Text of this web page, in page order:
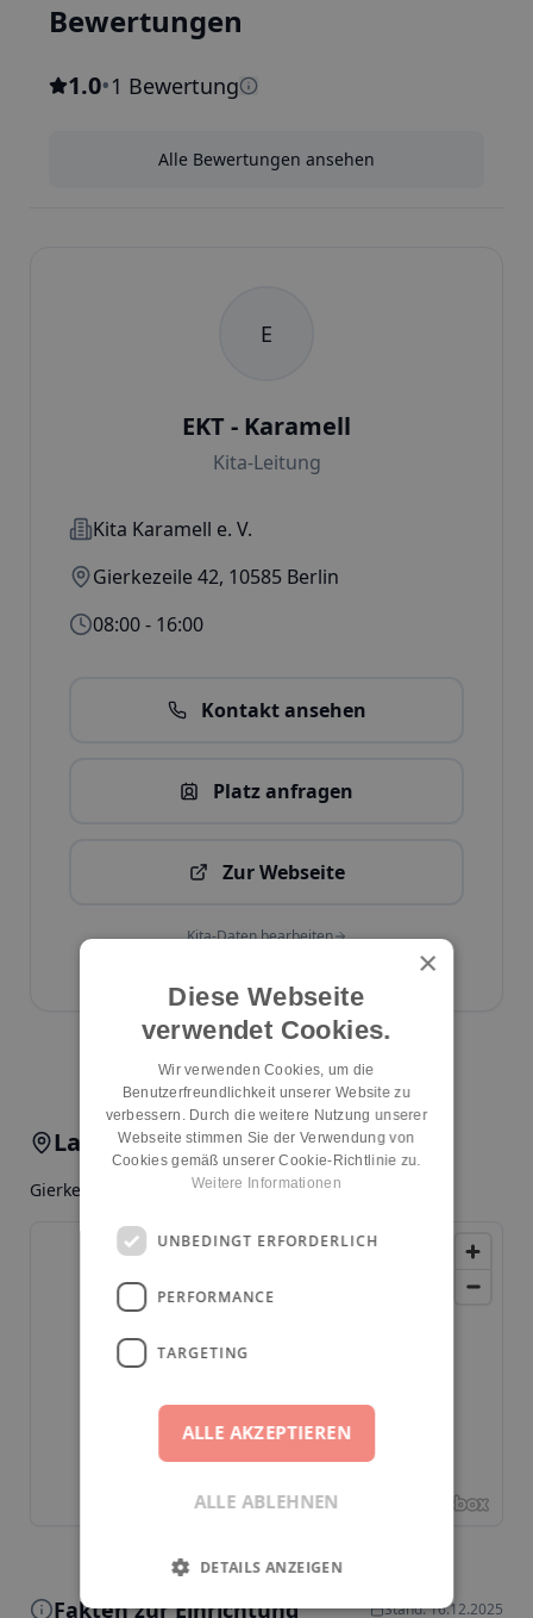
Bewertungen
1.0•1 Bewertung
Alle Bewertungen ansehen
E
EKT - Karamell
Kita-Leitung
Kita Karamell e. V.
Gierkezeile 42, 10585 Berlin
08:00 - 16:00
Kontakt ansehen
Platz anfragen
Zur Webseite
Kita-Daten bearbeiten
Kita melden
Lage & Anfahrt
Gierkezeile 42, 10585, Berlin, Charlottenburg
Fakten zur Einrichtung Stand: 16.12.2025
×
Diese Webseite
verwendet Cookies.
Wir verwenden Cookies, um die
Benutzerfreundlichkeit unserer Website zu
verbessern. Durch die weitere Nutzung unserer
Webseite stimmen Sie der Verwendung von
Cookies gemäß unserer Cookie-Richtlinie zu.
Weitere Informationen
UNBEDINGT ERFORDERLICH
PERFORMANCE
TARGETING
ALLE AKZEPTIEREN
ALLE ABLEHNEN
DETAILS ANZEIGEN